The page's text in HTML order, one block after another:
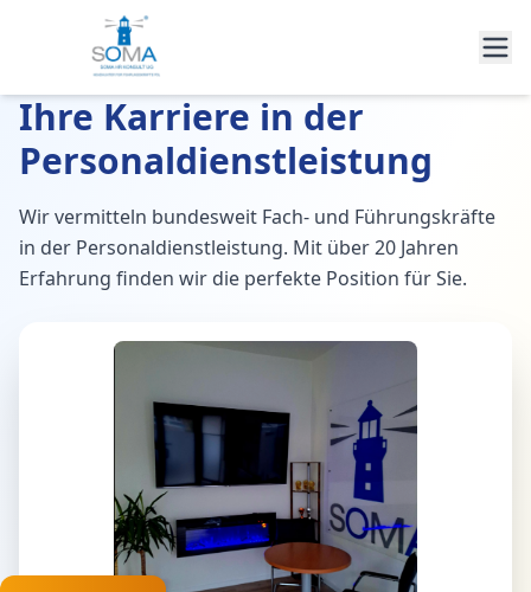
Ihre Karriere in der
Personaldienstleistung
Wir vermitteln bundesweit Fach- und Führungskräfte
in der Personaldienstleistung. Mit über 20 Jahren
Erfahrung finden wir die perfekte Position für Sie.